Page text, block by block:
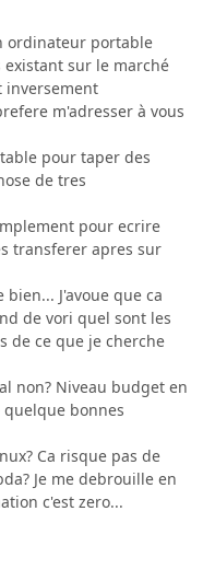
ordinateur portable
sur le marché
inversement
m'adresser à vous
pour taper des
de tres
pour ecrire
transferer apres sur
J'avoue que ca
de vori quel sont les
de ce que je cherche
non? Niveau budget en
bonnes
Ca risque pas de
Je me debrouille en
c'est zero...